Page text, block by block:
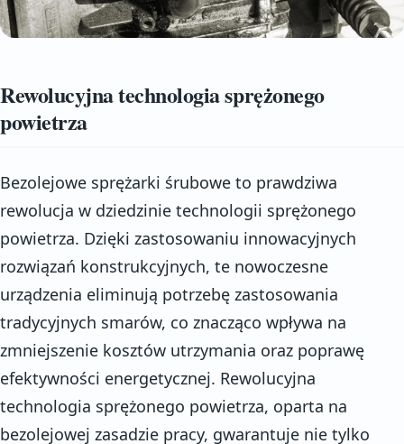
Rewolucyjna technologia sprężonego
powietrza
Bezolejowe sprężarki śrubowe to prawdziwa
rewolucja w dziedzinie technologii sprężonego
powietrza. Dzięki zastosowaniu innowacyjnych
rozwiązań konstrukcyjnych, te nowoczesne
urządzenia eliminują potrzebę zastosowania
tradycyjnych smarów, co znacząco wpływa na
zmniejszenie kosztów utrzymania oraz poprawę
efektywności energetycznej. Rewolucyjna
technologia sprężonego powietrza, oparta na
bezolejowej zasadzie pracy, gwarantuje nie tylko